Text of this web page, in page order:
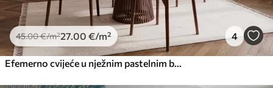
45.00€/m²27 .00 €/m² 4